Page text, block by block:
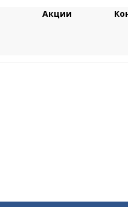
Акции